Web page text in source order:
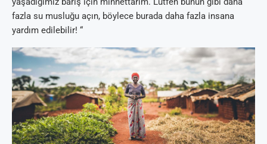
fazla su musluğu açın, böylece burada daha fazla insana
yardım edilebilir! “